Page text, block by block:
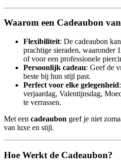
Waarom een Cadeaubon
Flexibiliteit: De cadeaubon
prachtige sieraden, waaronder
of voor een professionele
Persoonlijk cadeau: Geef de
beste bij hun stijl past.
Perfect voor elke gelegenheid
verjaardag, Valentijnsdag,
te verrassen.
Met een cadeaubon geef je niet
van luxe en stijl.
Hoe Werkt de Cadeaubon?